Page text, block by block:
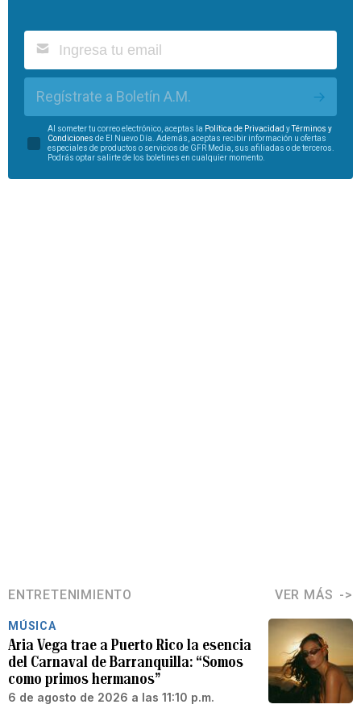
Regístrate a Boletín A.M.
Al someter tu correo electrónico, aceptas la Política de Privacidad yTérminos y
Condiciones de El Nuevo Día. Además, aceptas recibir información u ofertas
especiales de productos o servicios de GFR Media, sus afiliadas o de terceros.
Podrás optar salirte de los boletines en cualquier momento.
ENTRETENIMIENTO VER MÁS
MÚSICA
Aria Vega trae a Puerto Rico la esencia
del Carnaval de Barranquilla: “Somos
como primos hermanos”
6 de agosto de 2026 a las 11:10 p.m.